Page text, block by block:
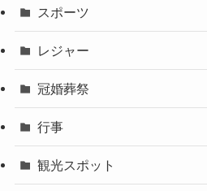
スポーツ
レジャー
冠婚葬祭
行事
観光スポット